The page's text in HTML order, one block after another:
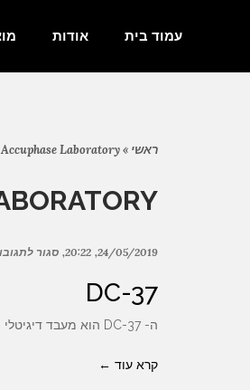
עמוד בית אודות
ראשי »
Accuphase Laboratory
24/05/2019
20:22 סגור
DC-37
ה- DC-37 הוא מעבד דיגיטלי המגדיר מחדש את חזית הטכנולוגיה עם חזון לעבר העתיד הדיגיטלי, כולל מערכת מבוססת מחשב ואודיו
קרא עוד ←